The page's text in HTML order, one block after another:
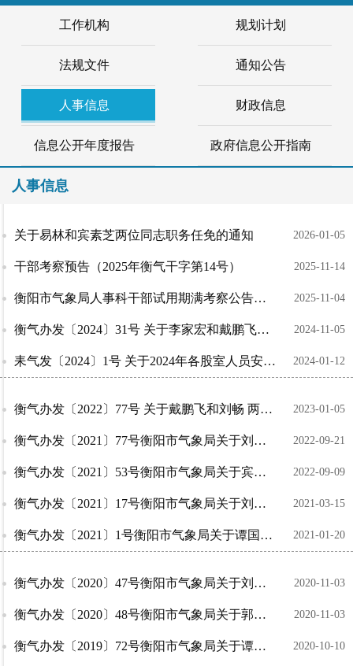
工作机构 规划计划
法规文件 通知公告
人事信息 财政信息
信息公开年度报告 政府信息公开指南
人事信息
2026-01-05
关于易林和宾素芝两位同志职务任免的通知
2025-11-14
干部考察预告（2025年衡气干字第14号）
2025-11-04
衡阳市气象局人事科干部试用期满考察公告（2025年）
2024-11-05
衡气办发〔2024〕31号 关于李家宏和戴鹏飞职务任免的通知
2024-01-12
耒气发〔2024〕1号 关于2024年各股室人员安排的通知
2023-01-05
衡气办发〔2022〕77号 关于戴鹏飞和刘畅 两位同志职务任免的通知
2022-09-21
衡气办发〔2021〕77号衡阳市气象局关于刘畅任职的通知
2022-09-09
衡气办发〔2021〕53号衡阳市气象局关于宾素芝和谭国华两位同志职务任免的通知
2021-03-15
衡气办发〔2021〕17号衡阳市气象局关于刘运辉和刘波同志职务任免的通知
2021-01-20
衡气办发〔2021〕1号衡阳市气象局关于谭国华同志正式任职的通知
2020-11-03
衡气办发〔2020〕47号衡阳市气象局关于刘运辉任职的通知
2020-11-03
衡气办发〔2020〕48号衡阳市气象局关于郭荣同志免职的通知
2020-10-10
衡气办发〔2019〕72号衡阳市气象局关于谭国华同志职务任免的通知